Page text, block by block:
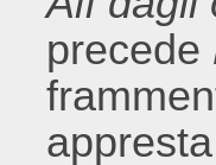
precede